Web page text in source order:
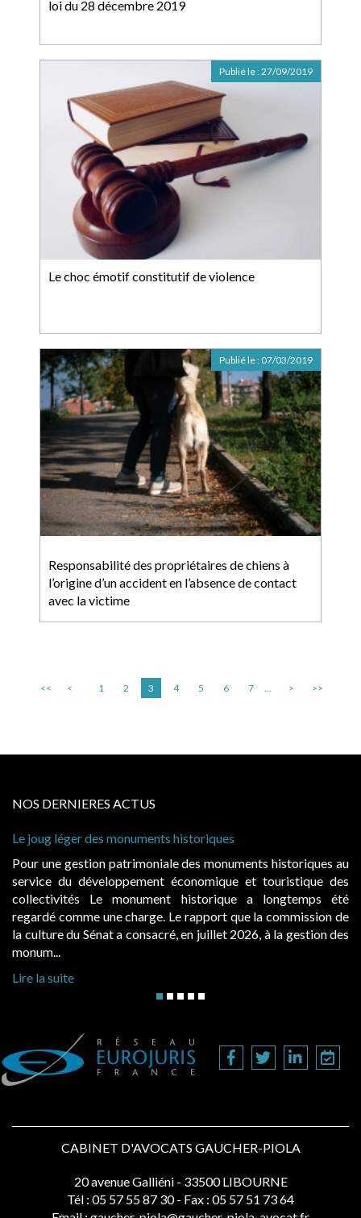
loi du 28 décembre 2019
Le choc émotif constitutif de violence
Publié le :27/09/2019
Responsabilité des propriétaires de chiens à
l’origine d’un accident en l’absence de contact
avec la victime
Publié le : 07/03/2019
<< < 1 2 3 4 5 6 7 ... > >>
NOS DERNIERES ACTUS
historiques
des monuments historiques au
économique et touristique des
historique a longtemps été
Le rapport que la commission de
en juillet 2026, à la gestion des
Cabines de plage : le juge
Evocatrices des bains de
également un beau sujet
public, elles donnent lieu
d’occupation. Saisies par
CABINET D'AVOCATS GAUCHER-PIOLA
20 avenue Galliéni - 33500 LIBOURNE
Tél : 05 57 55 87 30 - Fax : 05 57 51 73 64